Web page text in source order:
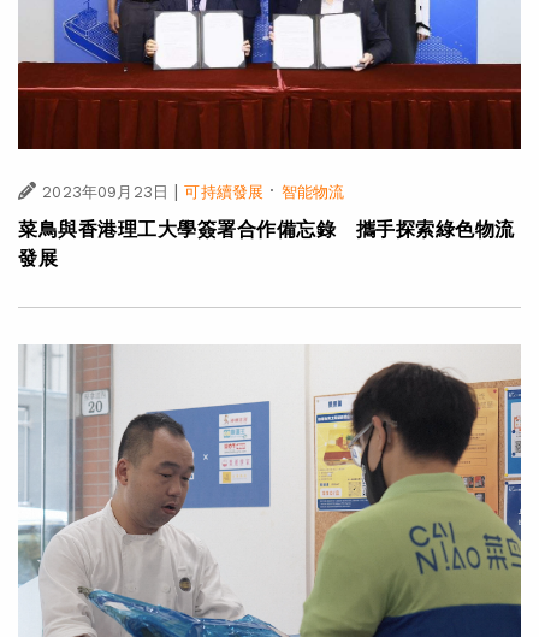
2023年09月23日 | 可持續發展 · 智能物流
菜鳥與香港理工大學簽署合作備忘錄 攜手探索綠色物流
發展